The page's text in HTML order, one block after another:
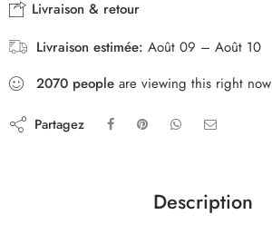
Livraison & retour
Livraison estimée: Août 09 – Août 10
2070 people are viewing this right now
Partagez
Description